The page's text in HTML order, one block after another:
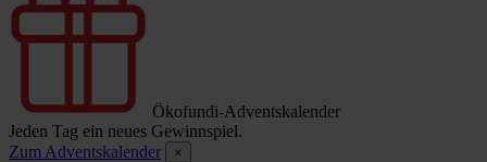
Ökofundi-Adventskalender
Jeden Tag ein neues Gewinnspiel.
Zum Adventskalender
×